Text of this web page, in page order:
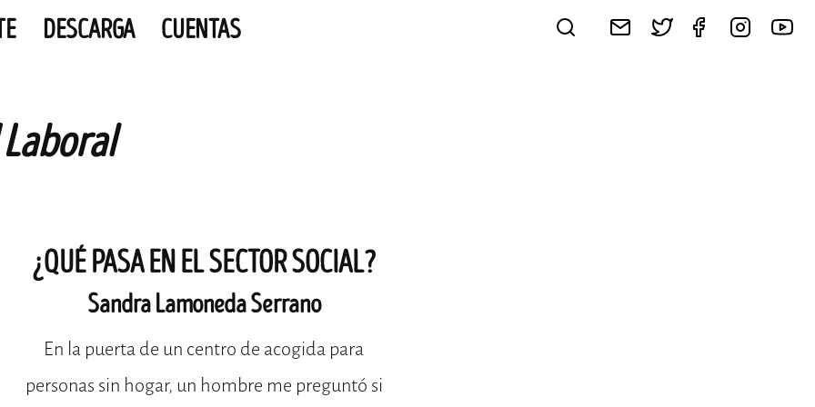
DESCARGA CUENTAS
¿QUÉ PASA EN EL SECTOR SOCIAL?
Sandra Lamoneda Serrano
En la puerta de un centro de acogida para
personas sin hogar, un hombre me preguntó si